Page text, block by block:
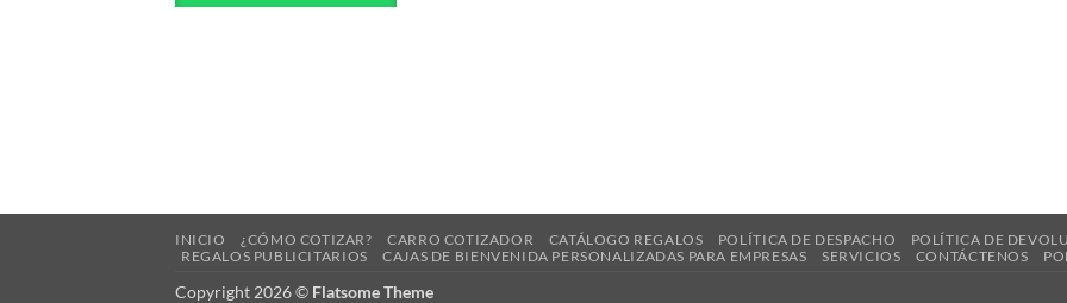
la
página
de
la
página
la
página
INICIO ¿CÓMO COTIZAR? CARRO COTIZADOR CATÁLOGO REGALOS POLÍTICA DE DESPACHO POLÍTICA DE
REGALOS PUBLICITARIOS
CAJAS DE BIENVENIDA PERSONALIZADAS PARA EMPRESAS SERVICIOS CONTÁCTENOS
Copyright 2026 © Flatsome Theme